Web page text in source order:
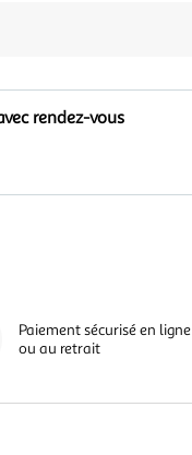
rendez-vous
Paiement sécurisé en ligne
ou au retrait